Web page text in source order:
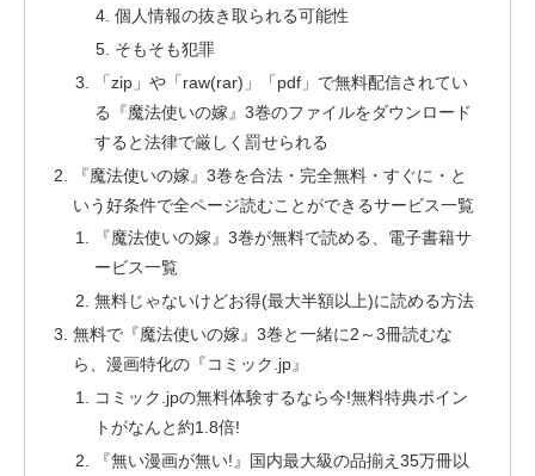
個人情報の抜き取られる可能性
そもそも犯罪
「zip」や「raw(rar)」「pdf」で無料配信されてい
る『魔法使いの嫁』3巻のファイルをダウンロード
すると法律で厳しく罰せられる
『魔法使いの嫁』3巻を合法・完全無料・すぐに・と
いう好条件で全ページ読むことができるサービス一覧
『魔法使いの嫁』3巻が無料で読める、電子書籍サ
ービス一覧
無料じゃないけどお得(最大半額以上)に読める方法
無料で『魔法使いの嫁』3巻と一緒に2～3冊読むな
ら、漫画特化の『コミック.jp』
コミック.jpの無料体験するなら今!無料特典ポイン
トがなんと約1.8倍!
『無い漫画が無い!』国内最大級の品揃え35万冊以